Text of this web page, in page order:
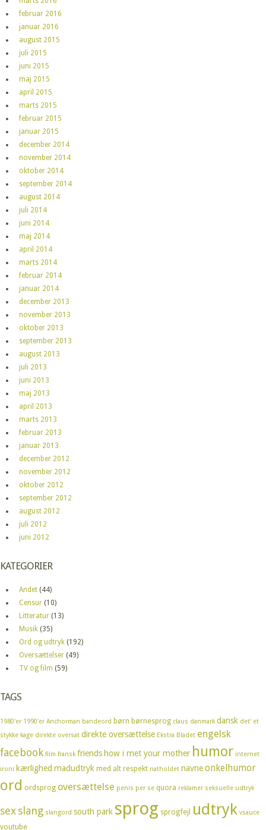
februar 2016
januar 2016
august 2015
juli 2015
juni 2015
maj 2015
april 2015
marts 2015
februar 2015
januar 2015
december 2014
november 2014
oktober 2014
september 2014
august 2014
juli 2014
juni 2014
maj 2014
april 2014
marts 2014
februar 2014
januar 2014
december 2013
november 2013
oktober 2013
september 2013
august 2013
juli 2013
juni 2013
maj 2013
april 2013
marts 2013
februar 2013
januar 2013
december 2012
november 2012
oktober 2012
september 2012
august 2012
juli 2012
juni 2012
KATEGORIER
Andet (44)
Censur (10)
Litteratur (13)
Musik (35)
Ord og udtryk (192)
Oversættelser (49)
TV og film (59)
TAGS
1980'er 1990'er Anchorman bandeord børn børnesprog claus danmark dansk det' et
stykke kage direkte oversat direkte oversættelse Ekstra Bladet engelsk
facebook film fransk friends how i met your mother humor internet
ironi kærlighed madudtryk med alt respekt natholdet navneonkelhumor
ord ordsprog oversættelse penis per se quora reklamer seksuelle udtryk
sexslang slangord south park sprog sprogfejl udtryk vsauce
youtube